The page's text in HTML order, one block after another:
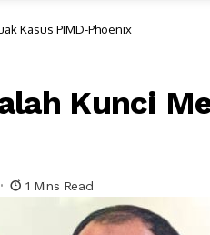
Kasus PIMD-Phoenix
Kunci
1 Mins Read